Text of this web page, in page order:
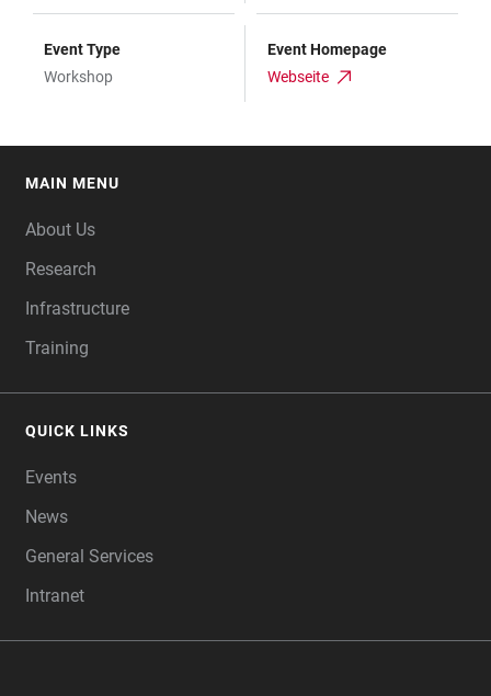
Event Type
Workshop
Event Homepage
Webseite
MAIN MENU
About Us
Research
Infrastructure
Training
QUICK LINKS
Events
News
General Services
Intranet